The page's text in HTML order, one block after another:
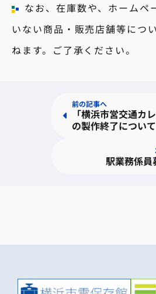
なお、在庫数や、ホームペ
いない商品・販売店舗等につ
ねます。ご了承ください。
駅業務係員
前の記事へ
「横浜市営交通カ
の製作終了について